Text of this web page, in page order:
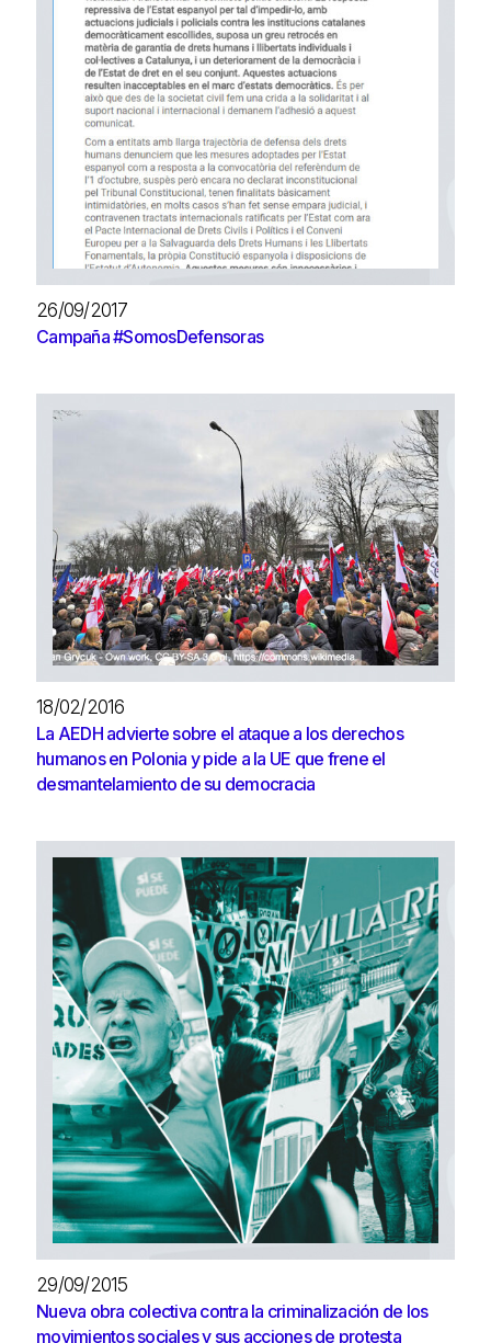
26/09/2017
Campaña #SomosDefensoras
18/02/2016
La AEDH advierte sobre el ataque a los derechos
humanos en Polonia y pide a la UE que frene el
desmantelamiento de su democracia
29/09/2015
Nueva obra colectiva contra la criminalización de los
movimientos sociales y sus acciones de protesta